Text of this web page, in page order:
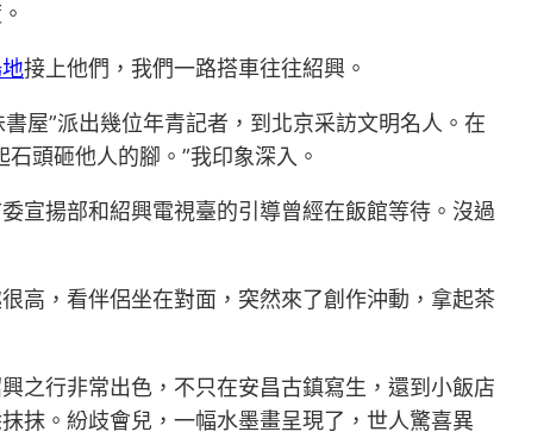
接上他們，我們一路搭車往往紹興。
屋”派出幾位年青記者，到北京采訪文明名人。在
頭砸他人的腳。”我印象深入。
宣揚部和紹興電視臺的引導曾經在飯館等待。沒過
高，看伴侶坐在對面，突然來了創作沖動，拿起茶
之行非常出色，不只在安昌古鎮寫生，還到小飯店
抹。紛歧會兒，一幅水墨畫呈現了，世人驚喜異